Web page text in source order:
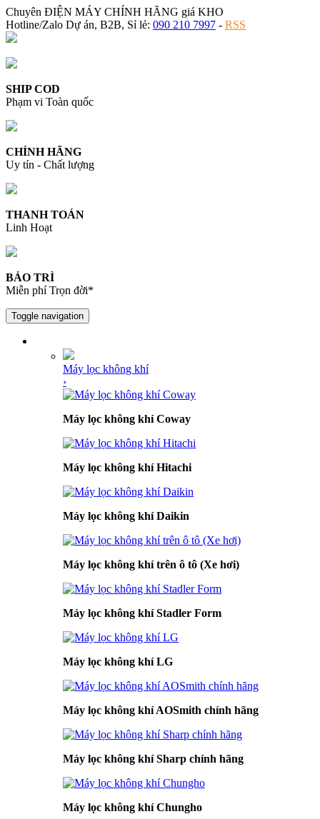
Chuyên ĐIỆN MÁY CHÍNH HÃNG giá KHO
Hotline/Zalo Dự án, B2B, Sỉ lẻ: 090 210 7997 - RSS
SHIP COD
Phạm vi Toàn quốc
CHÍNH HÃNG
Uy tín - Chất lượng
THANH TOÁN
Linh Hoạt
BẢO TRÌ
Miễn phí Trọn đời*
Toggle navigation
Máy lọc không khí
›
Máy lọc không khí Coway
Máy lọc không khí Hitachi
Máy lọc không khí Daikin
Máy lọc không khí trên ô tô (Xe hơi)
Máy lọc không khí Stadler Form
Máy lọc không khí LG
Máy lọc không khí AOSmith chính hãng
Máy lọc không khí Sharp chính hãng
Máy lọc không khí Chungho